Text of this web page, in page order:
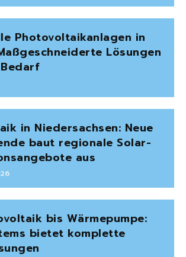
Photovoltaikanlagen in
Lösungen
in Niedersachsen: Neue
baut regionale Solar-
aus
bis Wärmepumpe:
bietet komplette